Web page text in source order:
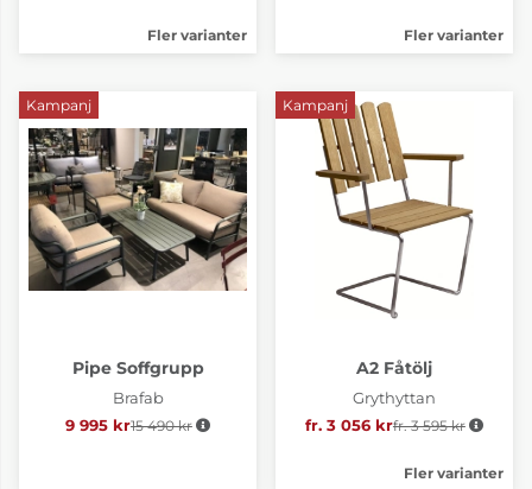
Fler varianter Fler varianter
Kampanj
Pipe Soffgrupp
Brafab
9 995 kr Ordinarie pris:
15 490 kr
Kampanj
A2 Fåtölj
Grythyttan
fr. 3 056 krOrdinarie pris:
fr. 3 595 kr
Fler varianter